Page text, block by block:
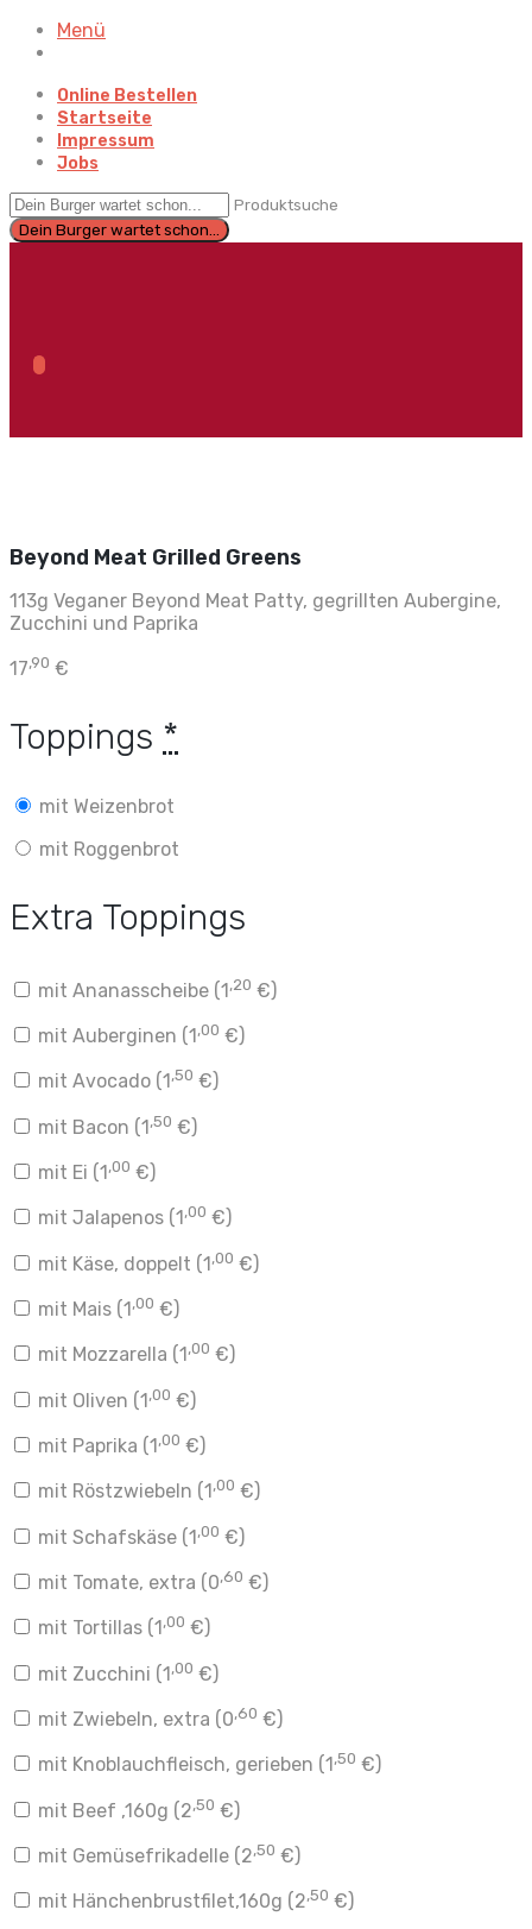
Menü
Online Bestellen
Startseite
Impressum
Jobs
Produktsuche
Beyond Meat Grilled Greens
113g Veganer Beyond Meat Patty, gegrillten Aubergine,
Zucchini und Paprika
17,90 €
Toppings *
mit Weizenbrot
mit Roggenbrot
Extra Toppings
mit Ananasscheibe (1,20 €)
mit Auberginen (1,00 €)
mit Avocado (1 ,50 €)
mit Bacon (1,50 €)
mit Ei (1,00 €)
mit Jalapenos (1 ,00 €)
mit Käse, doppelt (1,00 €)
mit Mais (1,00 €)
mit Mozzarella (1 ,00 €)
mit Oliven (1,00 €)
mit Paprika (1,00 €)
mit Röstzwiebeln (1 ,00 €)
mit Schafskäse (1,00 €)
mit Tomate, extra (0,60 €)
mit Tortillas (1 ,00 €)
mit Zucchini (1,00 €)
mit Zwiebeln, extra (0,60 €)
mit Knoblauchfleisch, gerieben (1 ,50 €)
mit Beef ,160g (2,50 €)
mit Gemüsefrikadelle (2,50 €)
mit Hänchenbrustfilet,160g ( 2,50 €)